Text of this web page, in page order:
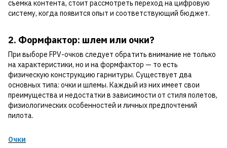
съемка контента, стоит рассмотреть переход на цифровую
систему, когда появится опыт и соответствующий бюджет.
2. Формфактор: шлем или очки?
При выборе FPV-очков следует обратить внимание не только
на характеристики, но и на формфактор — то есть
физическую конструкцию гарнитуры. Существует два
основных типа: очки и шлемы. Каждый из них имеет свои
преимущества и недостатки в зависимости от стиля полетов,
физиологических особенностей и личных предпочтений
пилота.
Очки